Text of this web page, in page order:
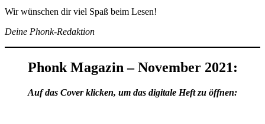
Wir wünschen dir viel Spaß beim Lesen!
Deine Phonk-Redaktion
Phonk Magazin – November 2021:
Auf das Cover klicken, um das digitale Heft zu öffnen: